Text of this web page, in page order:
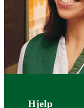
Bunntekst
Hjelp